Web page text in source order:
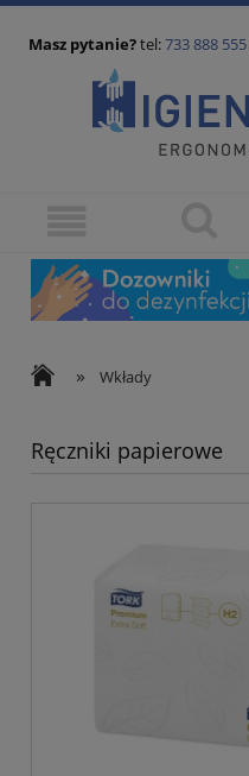
Masz pytanie?tel:733 888 555
» Wkłady
Ręczniki papierowe